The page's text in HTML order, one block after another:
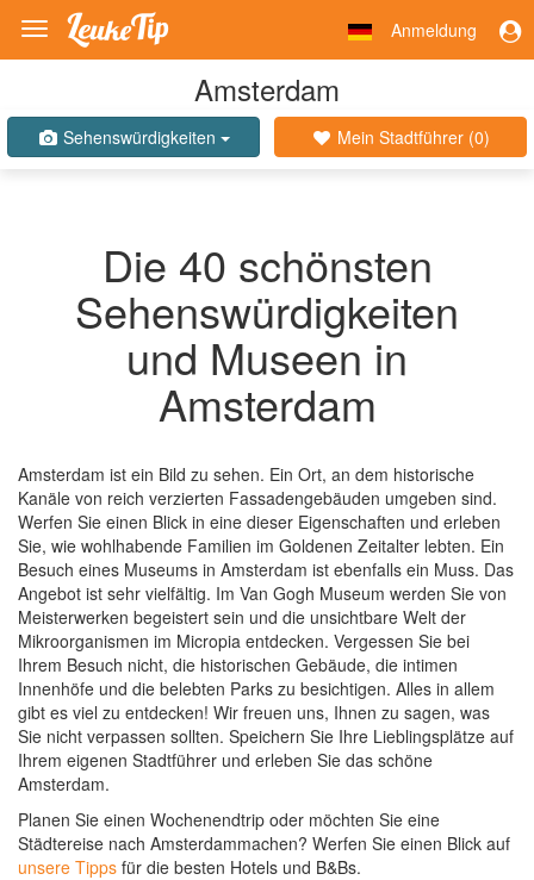
Toggle
navigation
Anmeldung
Amsterdam
Sehenswürdigkeiten Mein Stadtführer (0)
Die 40 schönsten
Sehenswürdigkeiten
und Museen in
Amsterdam
Amsterdam ist ein Bild zu sehen. Ein Ort, an dem historische
Kanäle von reich verzierten Fassadengebäuden umgeben sind.
Werfen Sie einen Blick in eine dieser Eigenschaften und erleben
Sie, wie wohlhabende Familien im Goldenen Zeitalter lebten. Ein
Besuch eines Museums in Amsterdam ist ebenfalls ein Muss. Das
Angebot ist sehr vielfältig. Im Van Gogh Museum werden Sie von
Meisterwerken begeistert sein und die unsichtbare Welt der
Mikroorganismen im Micropia entdecken. Vergessen Sie bei
Ihrem Besuch nicht, die historischen Gebäude, die intimen
Innenhöfe und die belebten Parks zu besichtigen. Alles in allem
gibt es viel zu entdecken! Wir freuen uns, Ihnen zu sagen, was
Sie nicht verpassen sollten. Speichern Sie Ihre Lieblingsplätze auf
Ihrem eigenen Stadtführer und erleben Sie das schöne
Amsterdam.
Planen Sie einen Wochenendtrip oder möchten Sie eine
Städtereise nach Amsterdammachen? Werfen Sie einen Blick auf
unsere Tipps für die besten Hotels und B&Bs.